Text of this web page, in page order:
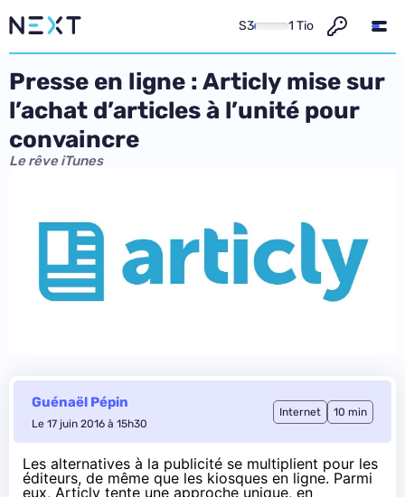
S3 1 Tio
Presse en ligne : Articly mise sur
l’achat d’articles à l’unité pour
convaincre
Le rêve iTunes
Guénaël Pépin
Le 17 juin 2016 à 15h30
Internet 10 min
Les alternatives à la publicité se multiplient pour les
éditeurs, de même que les kiosques en ligne. Parmi
eux, Articly tente une approche unique, en